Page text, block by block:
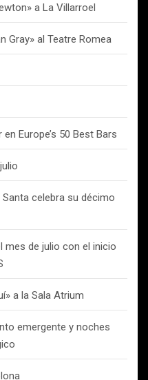
a La Villarroel
Gray» al Teatre Romea
Europe’s 50 Best Bars
Santa celebra su décimo
mes de julio con el inicio
a la Sala Atrium
emergente y noches